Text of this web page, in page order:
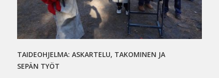
TAIDEOHJELMA: ASKARTELU, TAKOMINEN JA
SEPÄN TYÖT